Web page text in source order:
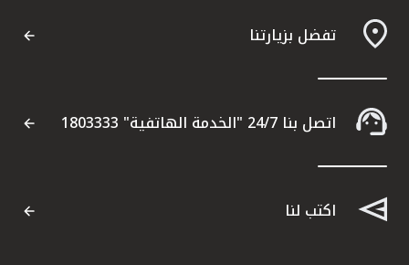
تفضل بزيارتنا
اتصل بنا 24/7 "الخدمة الهاتفية" 1803333
اكتب لنا